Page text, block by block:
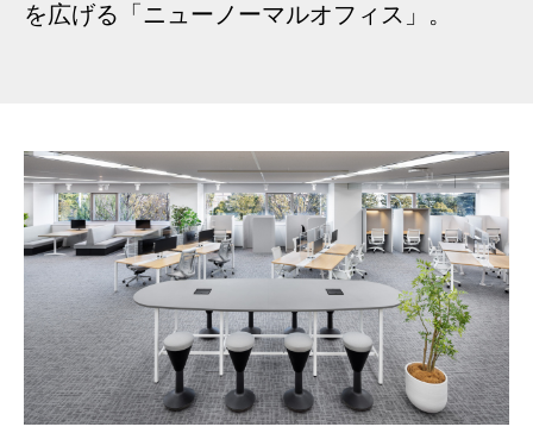
を広げる「ニューノーマルオフィス」。